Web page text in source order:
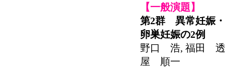
【一般演題】
第2群 異常妊娠
卵巣妊娠の2例
野口 浩, 福田
屋 順一